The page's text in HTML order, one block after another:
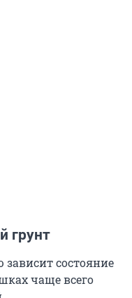
грунт
состояние
чаще всего